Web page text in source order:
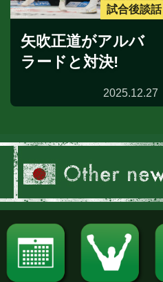
試合後談話
矢吹正道がアルバ
ラードと対決!
2025.12.27